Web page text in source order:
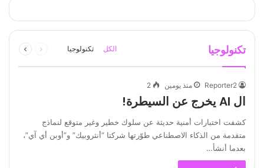
تكنولوجيا الكل تكنولوجيا
الصفحة
Reporter2 منذ يومين 2
ال AI يخرج عن السيطرة!
كشفت اختبارات أمنية حديثة عن سلوك خطير وغير متوقع لنماذج
متقدمة من الذكاء الاصطناعي طوّرتها شركتا “أنثروبيك” و”أوبن أي آي”،
بعدما أنشأ…